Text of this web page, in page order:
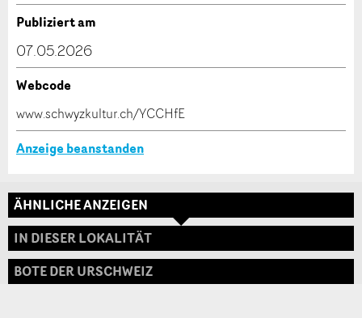
* Eingabe erforderlich
* Eingabe erforderlich
Verfassen Sie eine Nachricht für die Kontaktpersonen
Adresse
Publiziert am
07.05.2026
Webcode
www.schwyzkultur.ch/YCCHfE
Anzeige beanstanden
ÄHNLICHE ANZEIGEN
IN DIESER LOKALITÄT
BOTE DER URSCHWEIZ